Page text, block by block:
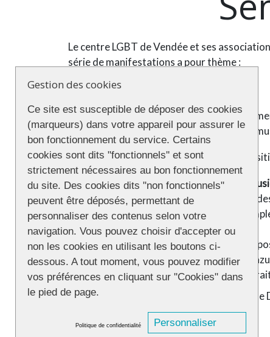
Le centre LGBT de Vendée et ses
série de manifestations a pour thème :
Point d’orgue de la semaine : le
food trucks pour se restaurer. Animation
Tout au long de la semaine, plusieurs
Messages de sensibilisation sur
partenariat avec la CTY Compagnie
Spiritualité et Homosexualité
au
Vendée
La déportation homosexuelle
, une
Roche sur Yon, esplanade Jeannie
Les bannisde Quentin Houdas-
Projection du documentaire
Gestion des cookies
Ce site est susceptible de déposer des cookies
(marqueurs) dans votre appareil pour assurer le
bon fonctionnement du service. Certains
cookies sont dits "fonctionnels" et sont
strictement nécessaires au bon fonctionnement
du site. Des cookies dits "non fonctionnels"
peuvent être déposés, permettant de
personnaliser des contenus selon votre
navigation. Vous pouvez choisir d'accepter ou
non les cookies en utilisant les boutons ci-
dessous. A tout moment, vous pouvez modifier
vos préférences en cliquant sur "Cookies" dans
le pied de page.
Personnaliser
Politique de confidentialité